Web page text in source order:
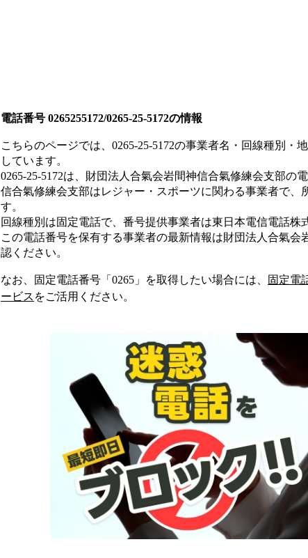
電話番号 0265255172/0265-25-5172の情報
こちらのページでは、 0265-25-5172の事業者名・回線種別・
しています。
0265-25-5172は、 財団法人合氣会岩間神信合氣修練会支部の
信合氣修練会支部はレジャー・スポーツに関わる事業者で、
す。
回線種別は固定電話で、番号提供事業者は東日本電信電話株
この電話番号を保有する事業者の最新情報は財団法人合氣会
認ください。
なお、固定電話番号「 0265 」を取得したい場合には、 固定電
ービス をご活用ください。